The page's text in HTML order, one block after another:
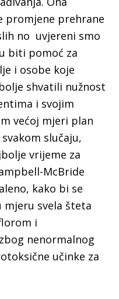
promjene prehrane
no uvjereni smo
biti pomoć za
i osobe koje
shvatili nužnost
i svojim
većoj mjeri plan
slučaju,
vrijeme za
McBride
kako bi se
mjeru svela šteta
i
nenormalnog
učinke za